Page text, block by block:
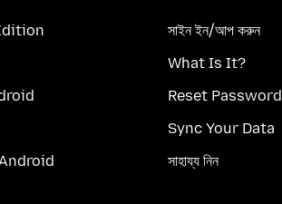
সাইন ইন/আপ করুন
What Is It?
Reset Password
Sync Your Data
সাহায্য নিন